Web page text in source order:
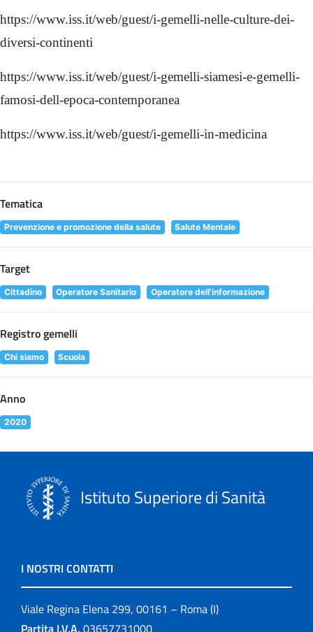
https://www.iss.it/web/guest/i-gemelli-nelle-culture-dei-
diversi-continenti
https://www.iss.it/web/guest/i-gemelli-siamesi-e-gemelli-
famosi-dell-epoca-contemporanea
https://www.iss.it/web/guest/i-gemelli-in-medicina
Tematica
Prevenzione e promozione della salute Salute Mentale
Target
Cittadino Operatore Sanitario Operatore dell'informazione
Registro gemelli
Chi siamo Scuola
Anno
2020
Istituto Superiore di Sanità
I NOSTRI CONTATTI
Viale Regina Elena 299, 00161 – Roma (I)
Partita I.V.A. 03657731000